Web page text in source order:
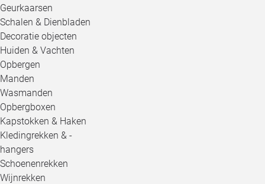
Geurkaarsen
Schalen & Dienbladen
Decoratie objecten
Huiden & Vachten
Opbergen
Manden
Wasmanden
Opbergboxen
Kapstokken & Haken
Kledingrekken & -
hangers
Schoenenrekken
Wijnrekken